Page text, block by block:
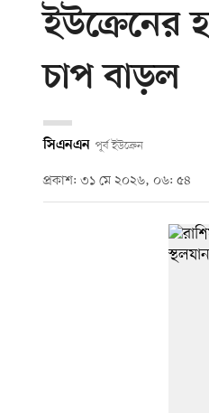
ইউক্রেনের
চাপ বাড়ল
সিএনএন পূর্ব ইউক্রেন
প্রকাশ: ৩১ মে ২০২৬, ০৬: ৫৪